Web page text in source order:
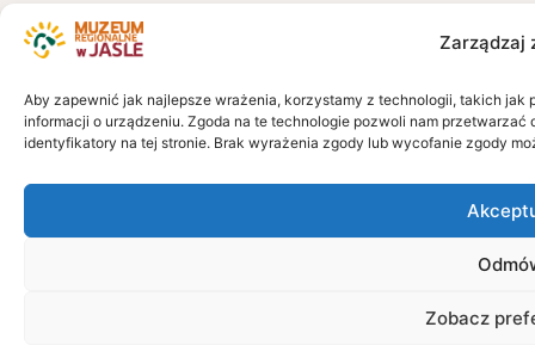
Zarządzaj
Aby zapewnić jak najlepsze wrażenia, korzystamy z technologii, takich
informacji o urządzeniu. Zgoda na te technologie pozwoli nam
identyfikatory na tej stronie. Brak wyrażenia zgody lub wycofanie zgody
Zobacz